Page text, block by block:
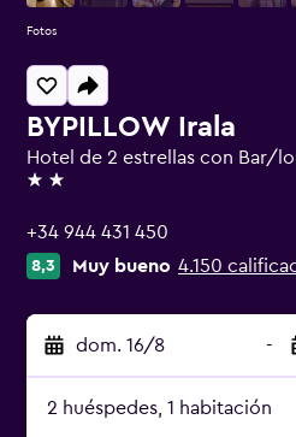
BYPILLOW Irala
Hotel de 2 estrellas con Bar/
2 estrellas
+34 944 431 450
8,3 Muy bueno 4.150
dom. 16/8 -
2 huéspedes, 1 habitación
Fotos